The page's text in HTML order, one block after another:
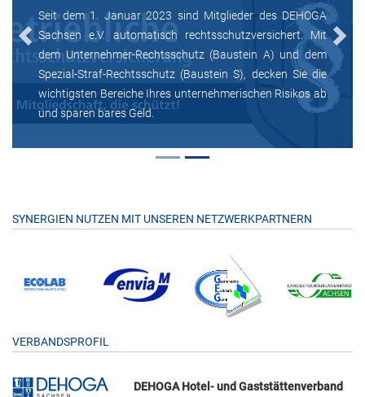
Seit dem 1. Januar 2023 sind Mitglieder des DEHOGA
Sachsen e.V. automatisch rechtsschutzversichert. Mit
dem Unternehmer-Rechtsschutz (Baustein A) und dem
Spezial-Straf-Rechtsschutz (Baustein S), decken Sie die
wichtigsten Bereiche Ihres unternehmerischen Risikos ab
und sparen bares Geld.
Previous Next
SYNERGIEN NUTZEN MIT UNSEREN NETZWERKPARTNERN
VERBANDSPROFIL
DEHOGA Hotel- und Gaststättenverband